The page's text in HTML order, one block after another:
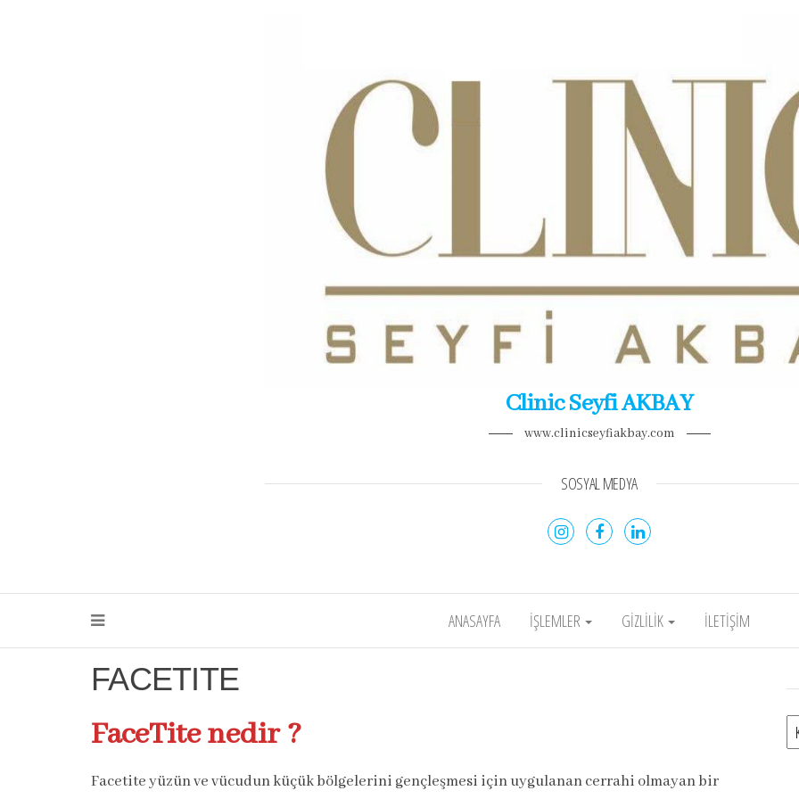
Clinic Seyfi AKBAY
www.clinicseyfiakbay.com
SOSYAL MEDYA
ANASAYFA İŞLEMLER GIZLILIK İLETIŞIM
FACETITE
FaceTite nedir ?
Facetite yüzün ve vücudun küçük bölgelerini gençleşmesi için uygulanan cerrahi olmayan bir